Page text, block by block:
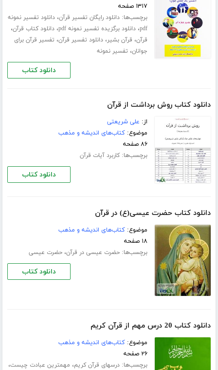
۱۳۱۷ صفحه
برچسب‌ها:دانلود رایگان تفسیر قرآن،دانلود تفسیر نمونه
pdf،دانلود برگزیده تفسیر نمونه pdf ،دانلود کتاب قرآن،
قرآن، قرآن بشیر،دانلود تفسیر قرآن، تفسیر قرآن برای
جوانان، تفسیر نمونه
دانلود کتاب
دانلود کتاب روش برداشت از قرآن
از: علی شریعتی
موضوع:کتاب‌های اندیشه و مذهب
۸۶ صفحه
برچسب‌ها:کاربرد آیات قرآن
دانلود کتاب
دانلود کتاب حضرت عیسی(ع) در قرآن
موضوع:کتاب‌های اندیشه و مذهب
۱۸ صفحه
برچسب‌ها:حضرت عیسی در قرآن،حضرت عیسى
دانلود کتاب
دانلود کتاب 20 درس مهم از قرآن کریم
موضوع:کتاب‌های اندیشه و مذهب
۲۶ صفحه
برچسب‌ها:درسهای قرآن کریم، مهمترین عبادت چیست،